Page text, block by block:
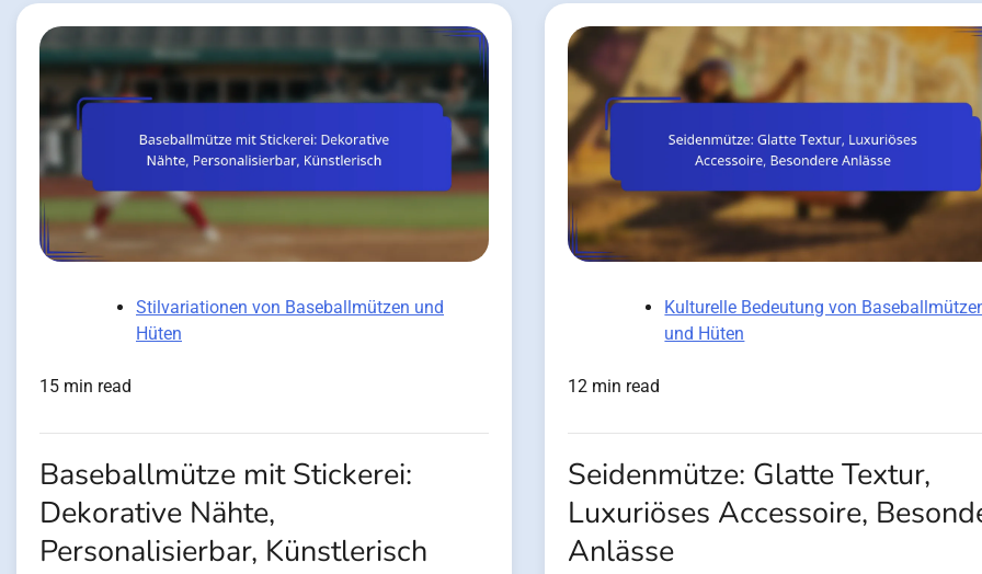
Stilvariationen von Baseballmützen und
Hüten
15 min read
Baseballmütze mit Stickerei:
Dekorative Nähte,
Personalisierbar, Künstlerisch
Kulturelle Bedeutung von
und Hüten
12 min read
Seidenmütze: Glatte Textur,
Luxuriöses Accessoire,
Anlässe